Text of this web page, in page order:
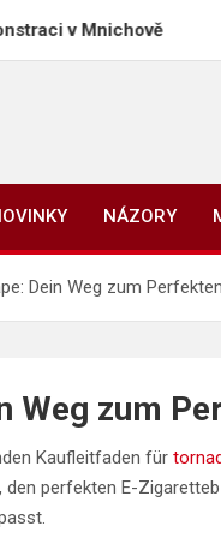
v Mnichově
NÁZORY
Dein Weg zum
Weg zum
Kaufleitfaden für
perfekten E-